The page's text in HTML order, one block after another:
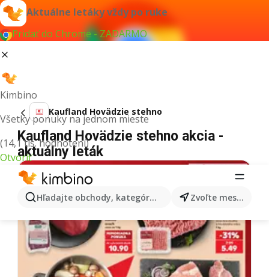
Aktuálne letáky vždy po ruke
Pridať do Chrome - ZADARMO
Kimbino
Všetky ponuky na jednom mieste
(14,1 tis. hodnotení)
Otvoriť
Hľadajte obchody, kategórie, produkty... Zvoľte mesto
Kaufland Hovädzie stehno
Kaufland Hovädzie stehno akcia -
aktuálny leták